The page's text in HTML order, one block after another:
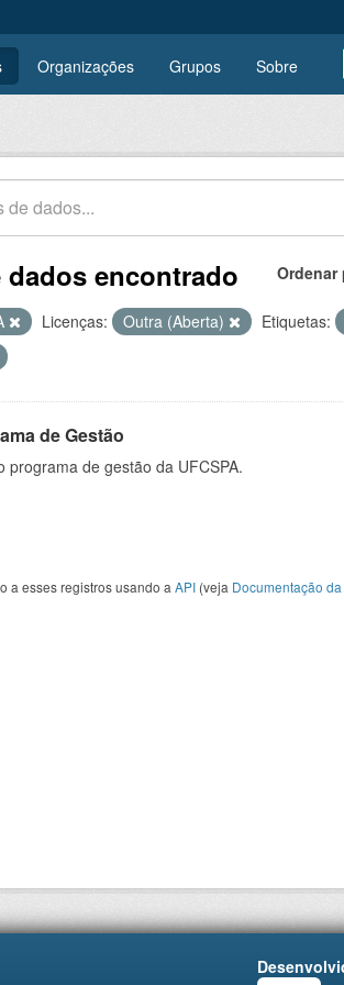
Organizações Grupos Sobre
Ordenar
encontrado
Licenças: Outra (Aberta) Etiquetas:
de Gestão
programa de gestão da UFCSPA.
a esses registros usando a API (veja Documentação